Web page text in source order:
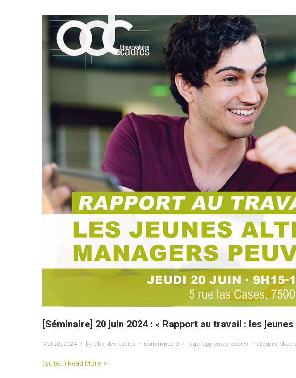
[Séminaire] 20 juin 2024 : « Rapport au travail : les
Mar 28, 2024 by Obs_des_cadres Comments: 0 Tags: apprentos, cadres, managers,
(suite…) Read More